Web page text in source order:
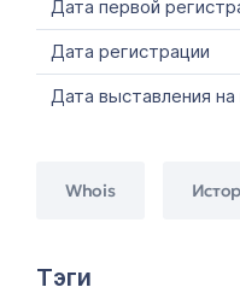
Дата первой
Дата регистрации
Дата выставления
Whois
Тэги